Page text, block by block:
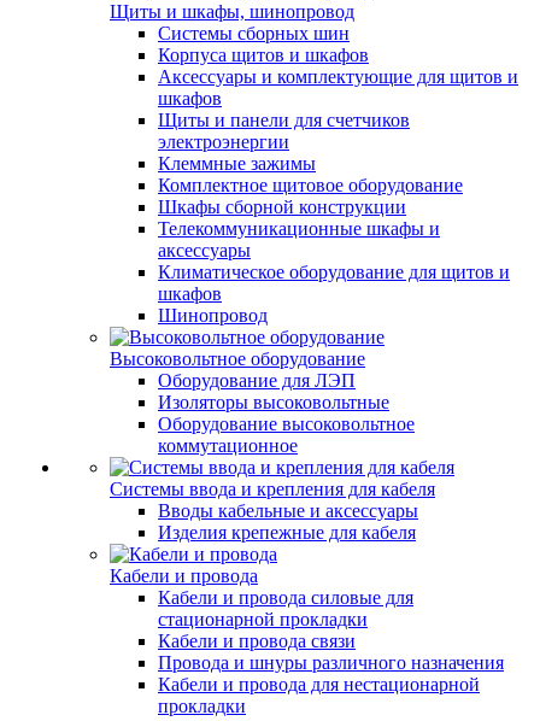
Щиты и шкафы, шинопровод
Системы сборных шин
Корпуса щитов и шкафов
Аксессуары и комплектующие для щитов и
шкафов
Щиты и панели для счетчиков
электроэнергии
Клеммные зажимы
Комплектное щитовое оборудование
Шкафы сборной конструкции
Телекоммуникационные шкафы и
аксессуары
Климатическое оборудование для щитов и
шкафов
Шинопровод
Высоковольтное оборудование
Оборудование для ЛЭП
Изоляторы высоковольтные
Оборудование высоковольтное
коммутационное
Системы ввода и крепления для кабеля
Вводы кабельные и аксессуары
Изделия крепежные для кабеля
Кабели и провода
Кабели и провода силовые для
стационарной прокладки
Кабели и провода связи
Провода и шнуры различного назначения
Кабели и провода для нестационарной
прокладки